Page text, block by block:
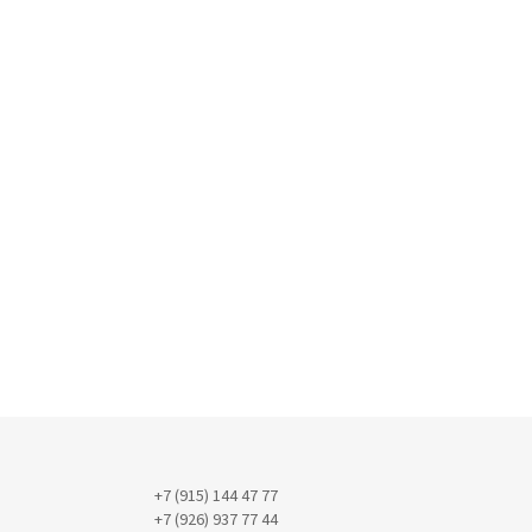
+7 (915) 144 47 77
+7 (926) 937 77 44